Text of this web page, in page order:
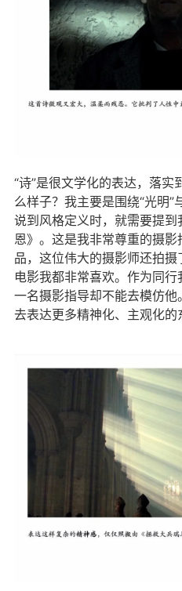
“诗”是很文学化的表达，落
么样子？我主要是围绕“光明”
说到风格定义时，就需要提
恩》。这是我非常尊重的摄影
品，这位伟大的摄影师还拍
电影我都非常喜欢。作为同
一名摄影指导却不能去模仿他
去表达更多精神化、主观化的